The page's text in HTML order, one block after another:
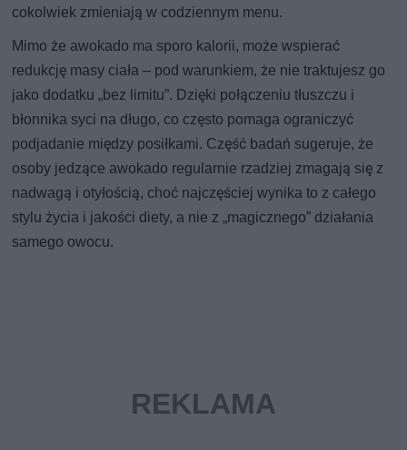
cokolwiek zmieniają w codziennym menu.
Mimo że awokado ma sporo kalorii, może wspierać
redukcję masy ciała – pod warunkiem, że nie traktujesz go
jako dodatku „bez limitu”. Dzięki połączeniu tłuszczu i
błonnika syci na długo, co często pomaga ograniczyć
podjadanie między posiłkami. Część badań sugeruje, że
osoby jedzące awokado regularnie rzadziej zmagają się z
nadwagą i otyłością, choć najczęściej wynika to z całego
stylu życia i jakości diety, a nie z „magicznego” działania
samego owocu.